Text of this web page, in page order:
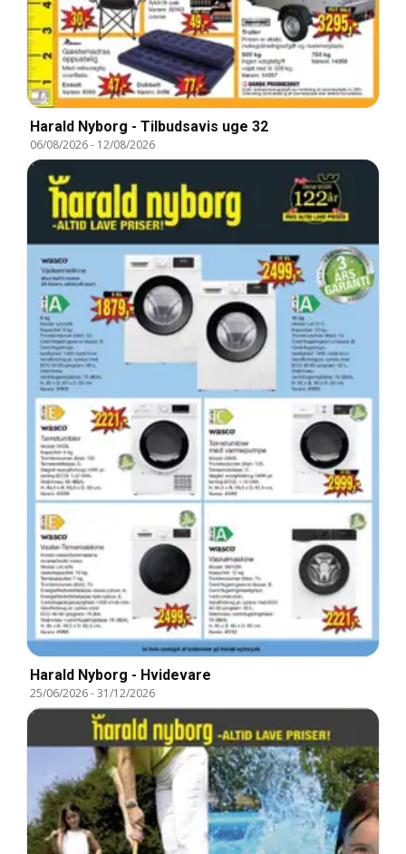
Harald Nyborg - Tilbudsavis uge 32
06/08/2026- 12/08/2026
Harald Nyborg - Hvidevare
25/06/2026-31/12/2026